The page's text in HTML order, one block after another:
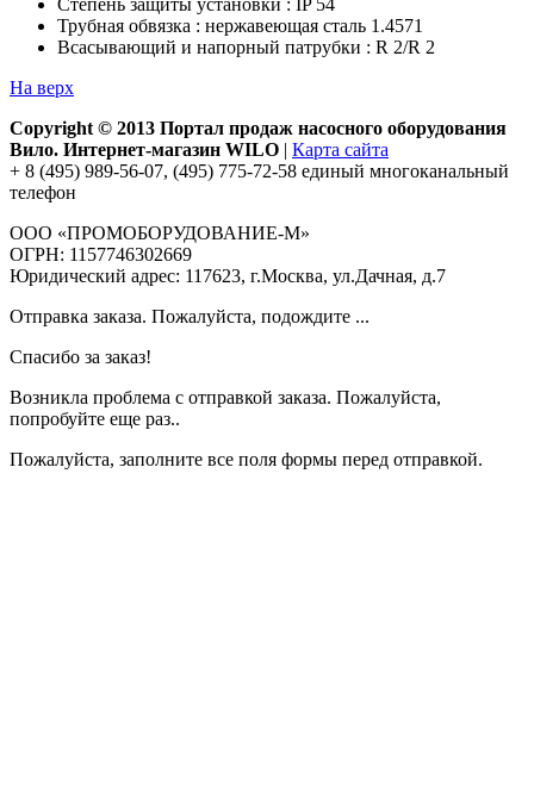
Трубная обвязка : нержавеющая сталь 1.4571
Всасывающий и напорный патрубки : R 2/R 2
На верх
Copyright © 2013 Портал продаж насосного оборудования
Вило. Интернет-магазин WILO | Карта сайта
+ 8 (495) 989-56-07, (495) 775-72-58 единый многоканальный
телефон
ООО «ПРОМОБОРУДОВАНИЕ-М»
ОГРН: 1157746302669
Юридический адрес: 117623, г.Москва, ул.Дачная, д.7
Отправка заказа. Пожалуйста, подождите ...
Спасибо за заказ!
Возникла проблема с отправкой заказа. Пожалуйста,
попробуйте еще раз..
Пожалуйста, заполните все поля формы перед отправкой.